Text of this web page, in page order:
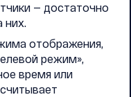
— достаточно
них.
отображения,
режим»,
время или